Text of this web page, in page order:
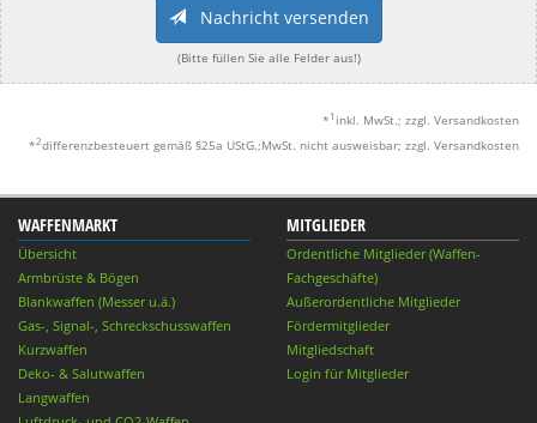
Nachricht versenden
(Bitte füllen Sie alle Felder aus!)
* 1 inkl. MwSt.; zzgl. Versandkosten
*2differenzbesteuert gemäß §25a UStG.;MwSt. nicht ausweisbar; zzgl. Versandkosten
WAFFENMARKT
Übersicht
Armbrüste & Bögen
Blankwaffen (Messer u.ä.)
Gas-, Signal-, Schreckschusswaffen
Kurzwaffen
Deko- & Salutwaffen
Langwaffen
MITGLIEDER
Ordentliche Mitglieder (Waffen-
Fachgeschäfte)
Außerordentliche Mitglieder
Fördermitglieder
Mitgliedschaft
Login für Mitglieder